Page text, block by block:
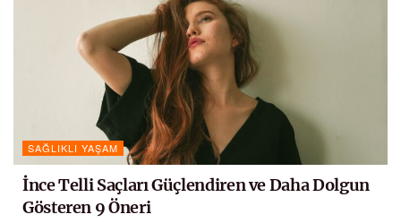
SAĞLIKLI YAŞAM
İnce Telli Saçları Güçlendiren ve Daha Dolgun
Gösteren 9 Öneri